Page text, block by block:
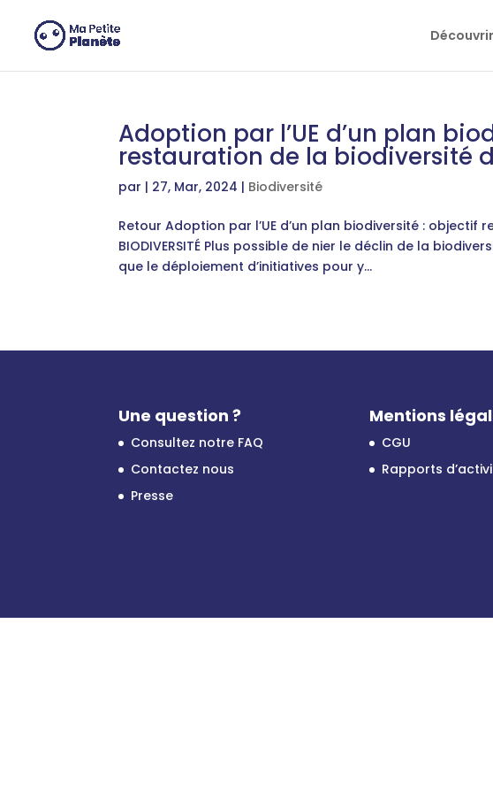
Adoption par l’UE d’un plan
restauration de la biodiversité
par | 27, Mar, 2024 | Biodiversité
Retour Adoption par l’UE d’un plan biodiversité : objectif
BIODIVERSITÉ Plus possible de nier le déclin de la
que le déploiement d’initiatives pour y...
Une question ?
Consultez notre FAQ
Contactez nous
Presse
Mentions
CGU
Rapports